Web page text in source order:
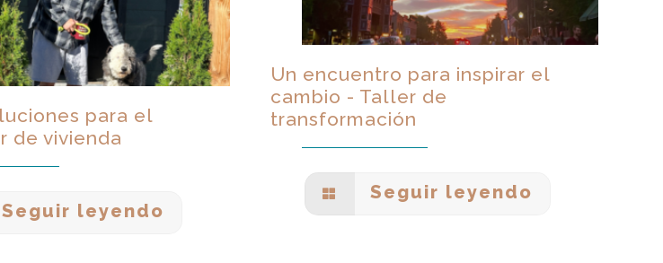
para el
de vivienda
Seguir leyendo
Un encuentro para inspirar el
cambio - Taller de
transformación
Seguir leyendo